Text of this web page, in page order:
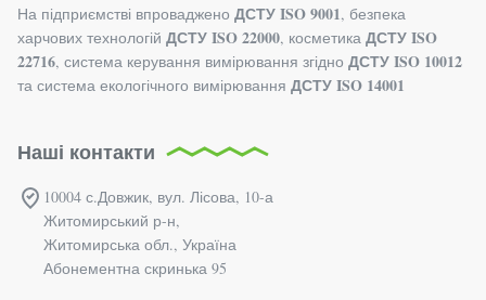
На підприємстві впроваджено ДСТУ ISO 9001, безпека
харчових технологій ДСТУ ISO 22000, косметика ДСТУ ISO
22716, система керування вимірювання згідно ДСТУ ISO 10012
та система екологічного вимірювання ДСТУ ISO 14001
Наші контакти
10004 с.Довжик, вул. Лісова, 10-а
Житомирський р-н,
Житомирська обл., Україна
Абонементна скринька 95